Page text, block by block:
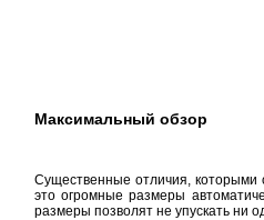
Максимальный обзор
Существенные отличия, которыми
это огромные размеры
размеры позволят не упускать ни